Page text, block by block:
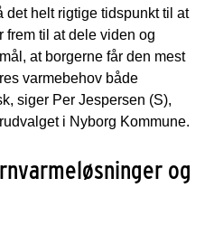
det helt rigtige tidspunkt til at
frem til at dele viden og
at borgerne får den mest
varmebehov både
siger Per Jespersen (S),
i Nyborg Kommune.
og